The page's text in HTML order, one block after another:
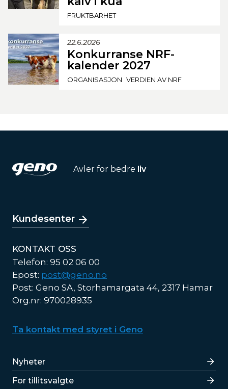
FRUKTBARHET
22.6.2026
Konkurranse NRF-
kalender 2027
ORGANISASJON VERDIEN AV NRF
Avler for bedre liv
Kundesenter
KONTAKT OSS
Telefon: 95 02 06 00
Epost: post@geno.no
Post: Geno SA, Storhamargata 44, 2317 Hamar
Org.nr: 970028935
Ta kontakt med styret i Geno
Lenker
Nyheter
For tillitsvalgte